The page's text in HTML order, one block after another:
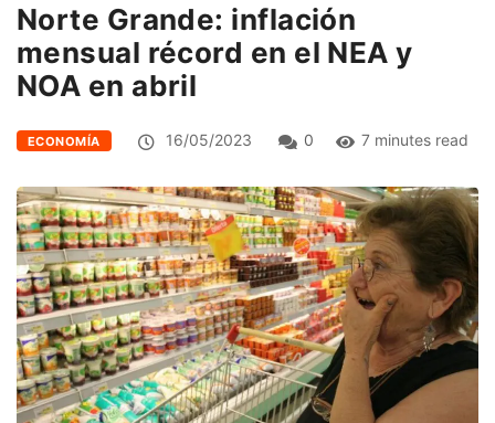
Norte Grande: inflación
mensual récord en el NEA y
NOA en abril
ECONOMÍA 16/05/2023 0 7 minutes read